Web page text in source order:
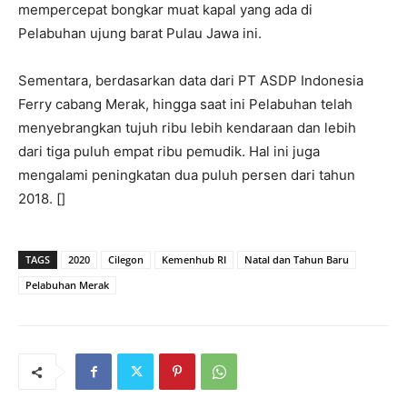
mempercepat bongkar muat kapal yang ada di
Pelabuhan ujung barat Pulau Jawa ini.
Sementara, berdasarkan data dari PT ASDP Indonesia
Ferry cabang Merak, hingga saat ini Pelabuhan telah
menyebrangkan tujuh ribu lebih kendaraan dan lebih
dari tiga puluh empat ribu pemudik. Hal ini juga
mengalami peningkatan dua puluh persen dari tahun
2018. []
TAGS 2020 Cilegon Kemenhub RI
Natal dan Tahun Baru
Pelabuhan Merak